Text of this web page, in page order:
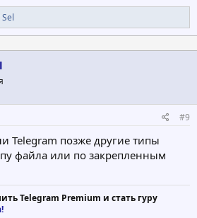
#9
Telegram позже другие типы
файла или по закрепленным
Telegram Premium и стать гуру